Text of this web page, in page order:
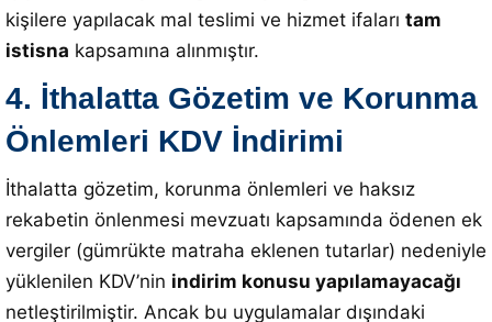
kişilere yapılacak mal teslimi ve hizmet ifaları tam
istisna kapsamına alınmıştır.
4. İthalatta Gözetim ve Korunma
Önlemleri KDV İndirimi
İthalatta gözetim, korunma önlemleri ve haksız
rekabetin önlenmesi mevzuatı kapsamında ödenen ek
vergiler (gümrükte matraha eklenen tutarlar) nedeniyle
yüklenilen KDV’nin indirim konusu yapılamayacağı
netleştirilmiştir. Ancak bu uygulamalar dışındaki